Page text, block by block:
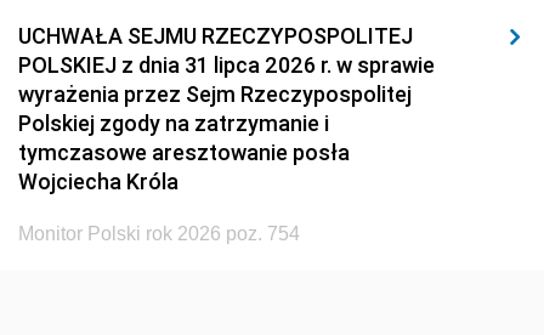
UCHWAŁA SEJMU RZECZYPOSPOLITEJ
POLSKIEJ z dnia 31 lipca 2026 r. w sprawie
wyrażenia przez Sejm Rzeczypospolitej
Polskiej zgody na zatrzymanie i
tymczasowe aresztowanie posła
Wojciecha Króla
Monitor Polski rok 2026 poz. 754